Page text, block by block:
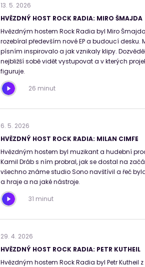
13. 5. 2026
HVĚZDNÝ HOST ROCK RADIA: MIRO ŠMAJDA
Hvězdným hostem Rock Radia byl Miro
rozebíral především nové EP a budoucí desku.
písním inspirovalo a jak vznikaly klipy.
nejbližší sobě vidět vystupovat a v kterých
figuruje.
26 minut
6. 5. 2026
HVĚZDNÝ HOST ROCK RADIA: MILAN CIMFE
Hvězdným hostem byl muzikant a hudební
Kamil Dráb s ním probral, jak se dostal na
všechno známe studio Sono navštívil a řeč
a hraje a na jaké nástroje.
31 minut
29. 4. 2026
HVĚZDNÝ HOST ROCK RADIA: PETR KUTHEIL
Hvězdným hostem Rock Radia byl Petr Kutheil